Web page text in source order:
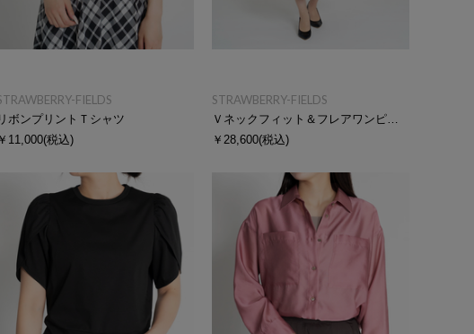
FIELDS
リボンプリントＴシャツ
￥11,000(税込)
STRAWBERRY-FIELDS
Ｖネックフィット＆フレアワンピース
￥28,600(税込)